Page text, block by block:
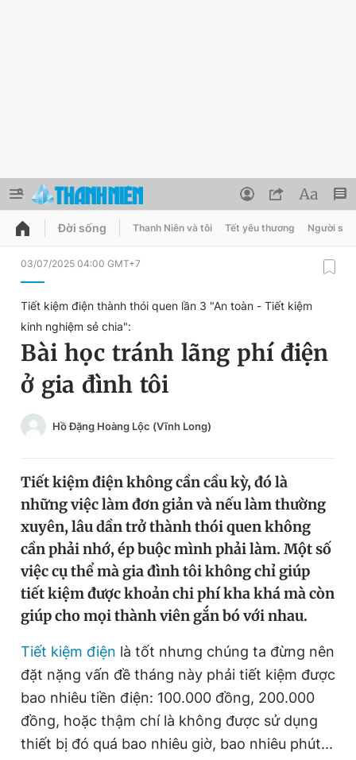
QUẢNG CÁO ĐẶT BÁO
Chuyên mục
Chuyên mục khác
Chào ngày mới
Video Magazine
Sản phẩm khác
Tiện ích Bạn cần biết
Thông tin tòa soạn Liên hệ quảng cáo
Đổi mật khẩu
Tin đã lưu
Tin đã xem
Đăng xuất
Đời sống Thanh Niên và tôi Tết yêu thương Người
03/07/2025 04:00 GMT+7
Tiết kiệm điện thành thói quen lần 3 "An toàn - Tiết kiệm
kinh nghiệm sẻ chia":
Bài học tránh lãng phí điện
ở gia đình tôi
Hồ Đặng Hoàng Lộc (Vĩnh Long)
Tiết kiệm điện không cần cầu kỳ, đó là
những việc làm đơn giản và nếu làm thường
xuyên, lâu dần trở thành thói quen không
cần phải nhớ, ép buộc mình phải làm. Một số
việc cụ thể mà gia đình tôi không chỉ giúp
tiết kiệm được khoản chi phí kha khá mà còn
giúp cho mọi thành viên gắn bó với nhau.
Tiết kiệm điện là tốt nhưng chúng ta đừng nên
đặt nặng vấn đề tháng này phải tiết kiệm được
bao nhiêu tiền điện: 100.000 đồng, 200.000
đồng, hoặc thậm chí là không được sử dụng
thiết bị đó quá bao nhiêu giờ, bao nhiêu phút...